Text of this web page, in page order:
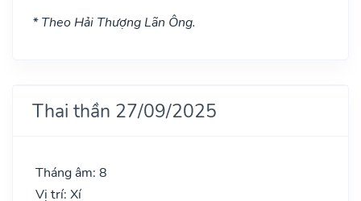
* Theo Hải Thượng Lãn Ông.
Thai thần 27/09/2025
Tháng âm: 8
Vị trí: Xí